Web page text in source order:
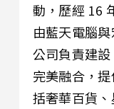
動，歷經 16
由藍天電腦
公司負責建
完美融合，
括奢華百貨